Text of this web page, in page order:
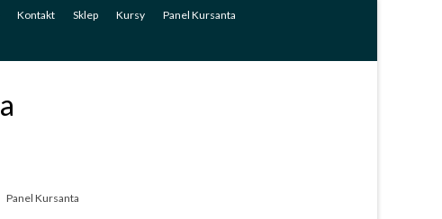
Kontakt Sklep Kursy Panel Kursanta
Panel Kursanta